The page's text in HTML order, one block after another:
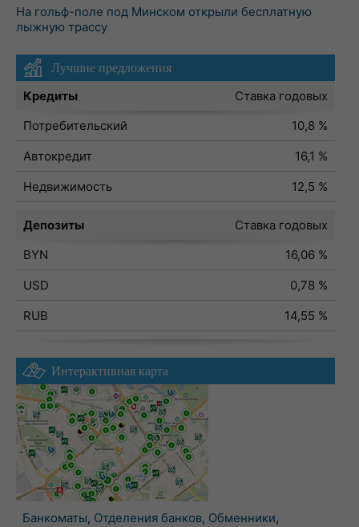
На гольф-поле под Минском открыли бесплатную
лыжную трассу
Лучшие предложения
Кредиты
Ставка годовых
Потребительский
10,8 %
Автокредит
16,1 %
Недвижимость
12,5 %
Депозиты
Ставка годовых
BYN
16,06 %
USD
0,78 %
RUB
14,55 %
Интерактивная карта
Банкоматы, Отделения банков, Обменники,